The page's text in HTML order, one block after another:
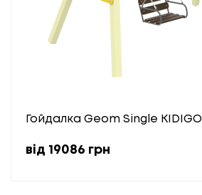
Гойдалка Geom Single KIDIGO
від 19086 грн